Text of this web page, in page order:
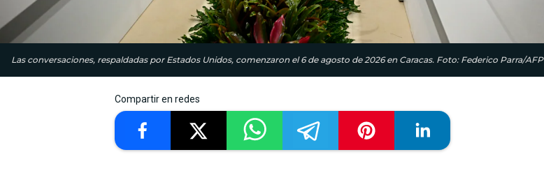
Las conversaciones, respaldadas por Estados Unidos, comenzaron el 6 de agosto de 2026 en Caracas. Foto: Federico Parra/AFP
Compartir en redes